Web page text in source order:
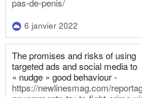
pas-de-penis/
6 janvier 2022
The promises and risks of using
targeted ads and social media to
« nudge » good behaviour -
https://newlinesmag.com/